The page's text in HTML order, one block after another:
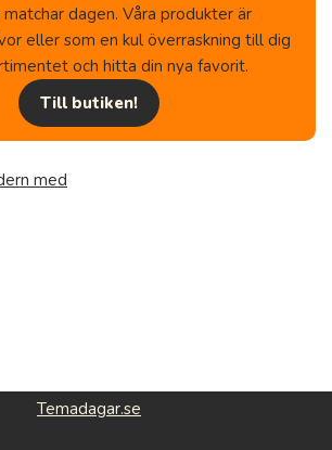
dagen. Våra produkter är
eller som en kul överraskning till dig
och hitta din nya favorit.
Till butiken!
med
Temadagar.se